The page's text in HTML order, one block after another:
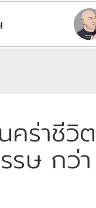
คร่าชีวิ
รษ กว่า